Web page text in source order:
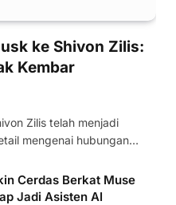
ke Shivon Zilis:
Kembar
Zilis telah menjadi
mengenai hubungan…
Cerdas Berkat Muse
Jadi Asisten AI